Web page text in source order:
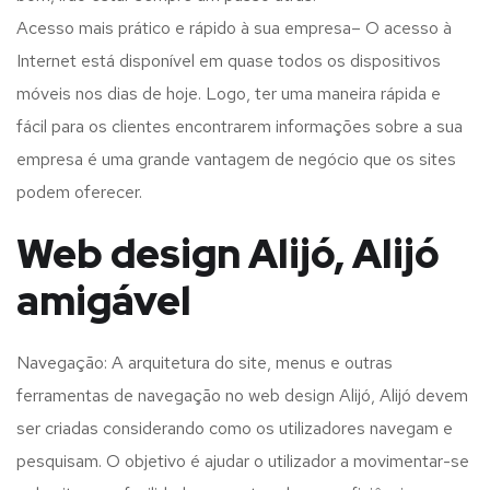
Acesso mais prático e rápido à sua empresa– O acesso à
Internet está disponível em quase todos os dispositivos
móveis nos dias de hoje. Logo, ter uma maneira rápida e
fácil para os clientes encontrarem informações sobre a sua
empresa é uma grande vantagem de negócio que os sites
podem oferecer.
Web design Alijó, Alijó
amigável
Navegação: A arquitetura do site, menus e outras
ferramentas de navegação no web design Alijó, Alijó devem
ser criadas considerando como os utilizadores navegam e
pesquisam. O objetivo é ajudar o utilizador a movimentar-se